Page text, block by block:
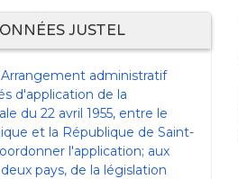
JUSTEL
Arrangement administratif
d'application de la
du 22 avril 1955, entre le
et la République de Saint-
l'application; aux
pays, de la législation